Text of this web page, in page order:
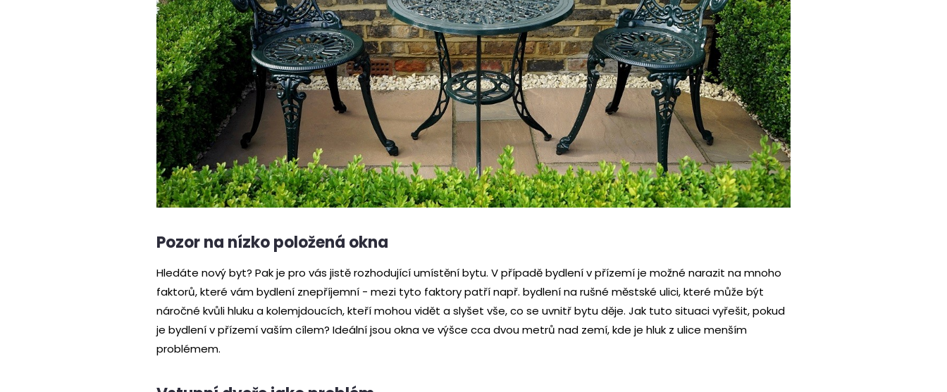
Pozor na nízko položená okna
Hledáte nový byt? Pak je pro vás jistě rozhodující umístění bytu. V případě bydlení v přízemí je možné narazit na mnoho
faktorů, které vám bydlení znepříjemní - mezi tyto faktory patří např. bydlení na rušné městské ulici, které může být
náročné kvůli hluku a kolemjdoucích, kteří mohou vidět a slyšet vše, co se uvnitř bytu děje. Jak tuto situaci vyřešit, pokud
je bydlení v přízemí vaším cílem? Ideální jsou okna ve výšce cca dvou metrů nad zemí, kde je hluk z ulice menším
problémem.